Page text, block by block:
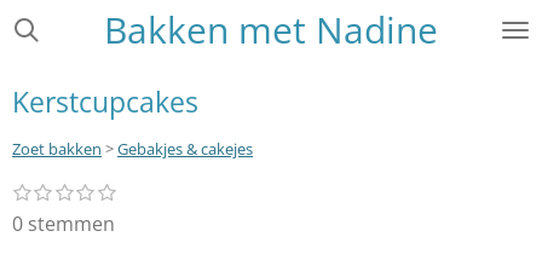
Ga
de
hoofdinhoud
Bakken met Nadine
Kerstcupcakes
Zoet bakken >Gebakjes & cakejes
R
a
1
s
t
2
t
3
t
4
t
5
t
S
0 stemmen